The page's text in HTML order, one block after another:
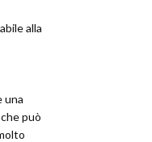
alla
una
può